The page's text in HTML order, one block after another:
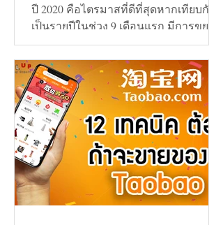
ปี 2020 คือไตรมาสที่ดีที่สุดหากเทียบกัน
เป็นรายปีในช่วง 9 เดือนแรก มีการขยาย
ตัวเพิ่มขึ้น 0.7%